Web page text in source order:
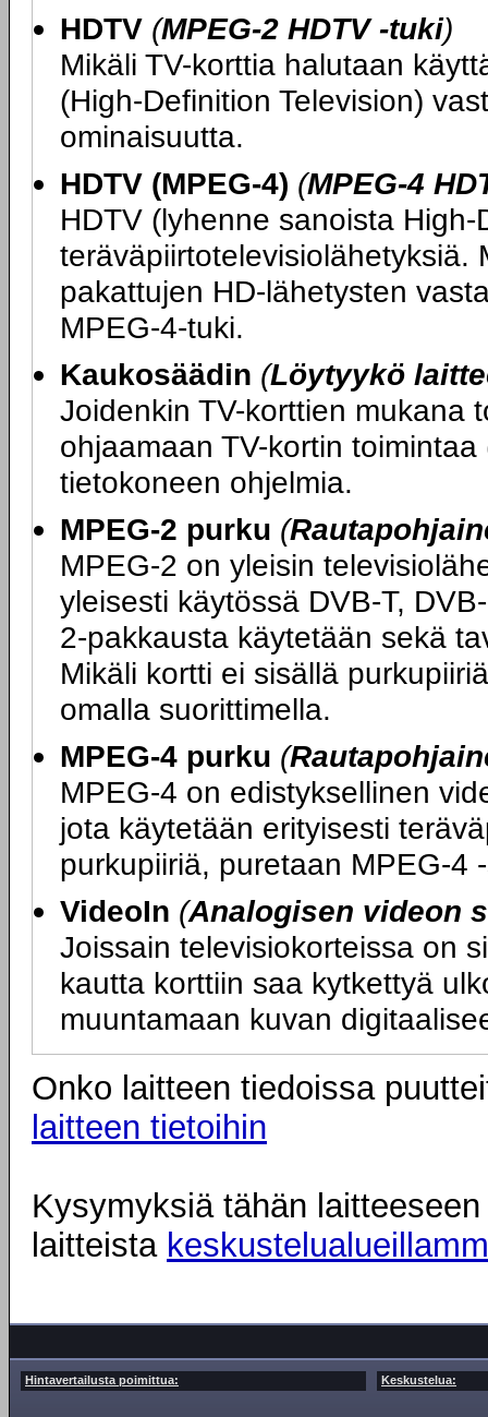
HDTV (MPEG-2 HDTV -tuki)
Mikäli TV-korttia halutaan
(High-Definition Television)
ominaisuutta.
HDTV (MPEG-4) (MPEG-4
HDTV (lyhenne sanoista
teräväpiirtotelevisiolähetyksiä.
pakattujen HD-lähetysten
MPEG-4-tuki.
Kaukosäädin (Löytyykö
Joidenkin TV-korttien mukana
ohjaamaan TV-kortin
tietokoneen ohjelmia.
MPEG-2 purku (
MPEG-2 on yleisin
yleisesti käytössä DVB-T,
2-pakkausta käytetään sekä
Mikäli kortti ei sisällä
omalla suorittimella.
MPEG-4 purku (
MPEG-4 on edistyksellinen
jota käytetään erityisesti
purkupiiriä, puretaan MPEG-4
VideoIn (Analogisen videon
Joissain televisiokorteissa on
kautta korttiin saa kytkettyä
muuntamaan kuvan
Onko laitteen tiedoissa
laitteen tietoihin
Kysymyksiä tähän
laitteista
Hintavertailusta poimittua: Keskustelua: